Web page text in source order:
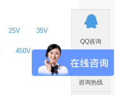
25V 35V
450V
QQ咨询
咨询热线